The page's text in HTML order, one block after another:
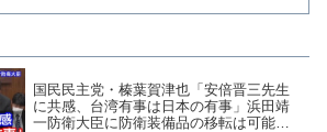
国民民主党・榛葉賀津也「安倍晋三先生
に共感、台湾有事は日本の有事」浜田靖
一防衛大臣に防衛装備品の移転は可能か